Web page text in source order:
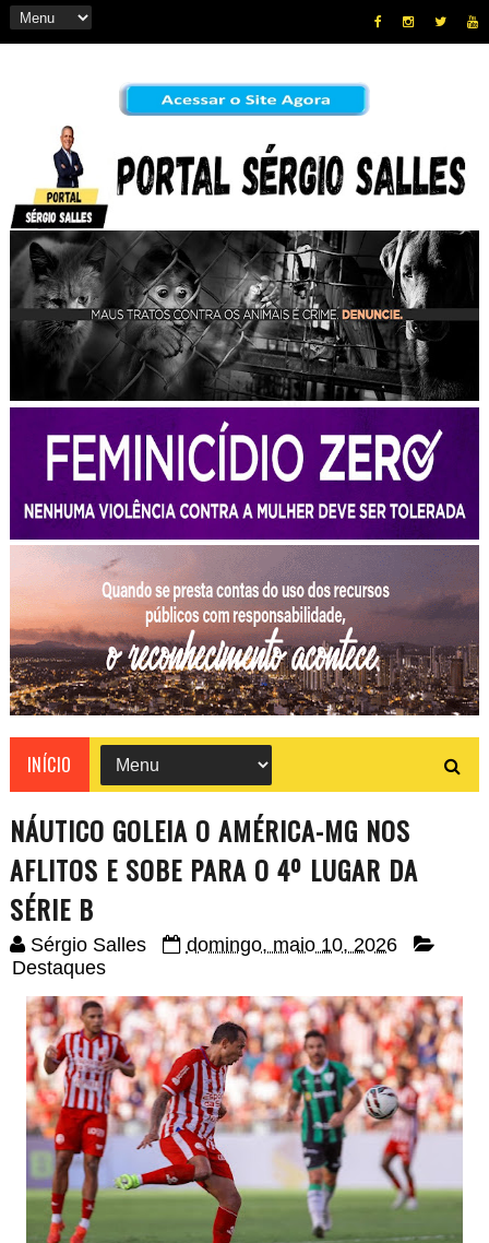
INÍCIO
NÁUTICO GOLEIA O AMÉRICA-MG NOS
AFLITOS E SOBE PARA O 4º LUGAR DA
SÉRIE B
Sérgio Salles
domingo, maio 10, 2026
Destaques